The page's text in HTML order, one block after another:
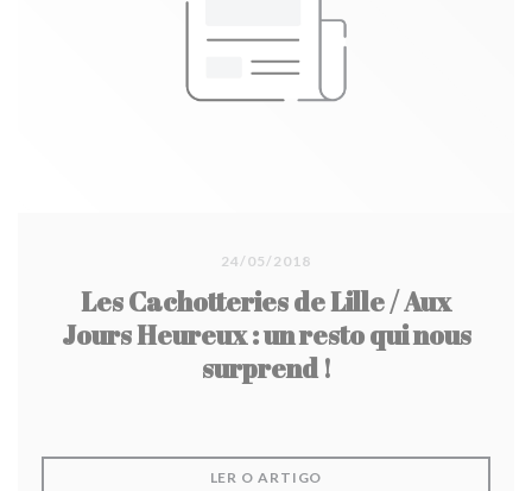
24/05/2018
Les Cachotteries de Lille / Aux
Jours Heureux : un resto qui nous
surprend !
LER O ARTIGO